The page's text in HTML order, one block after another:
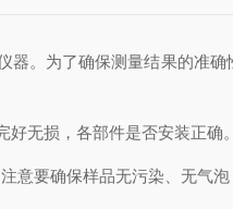
。为了确保测量结果的准确
损，各部件是否安装正确
要确保样品无污染、无气泡